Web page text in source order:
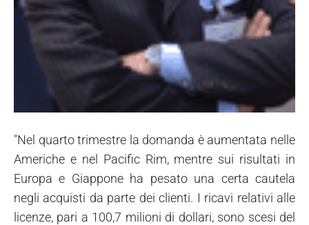
"Nel quarto trimestre la domanda è aumentata nelle
Americhe e nel Pacific Rim, mentre sui risultati in
Europa e Giappone ha pesato una certa cautela
negli acquisti da parte dei clienti. I ricavi relativi alle
licenze, pari a 100,7 milioni di dollari, sono scesi del